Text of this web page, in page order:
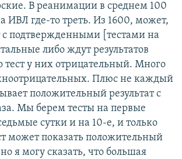
В реанимации в среднем 100
ИВЛ где-то треть. Из 1600, может,
с подтвержденными [тестами на
либо ждут результатов
тест у них отрицательный. Много
Плюс не каждый
положительный результат с
Мы берем тесты на первые
сутки и на 10-е, и только
может показать положительный
но я могу сказать, что большая